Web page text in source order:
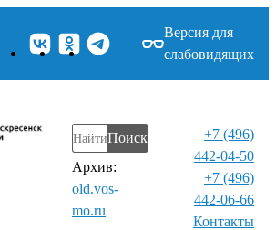
Версия для
слабовидящих
Поиск
Архив:
old.vos-
mo.ru
+7 (496)
442-04-50
+7 (496)
442-06-66
Контакты⁠